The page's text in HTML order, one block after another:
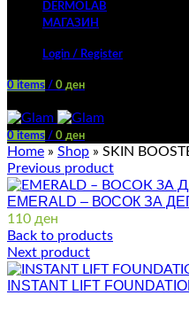
DERMOLAB
МАГАЗИН
Login / Register
0 items / 0 ден
0 items / 0 ден
Home » Shop » SKIN
Previous product
EMERALD – ВОСОК ЗА
110 ден
Back to products
Next product
INSTANT LIFT